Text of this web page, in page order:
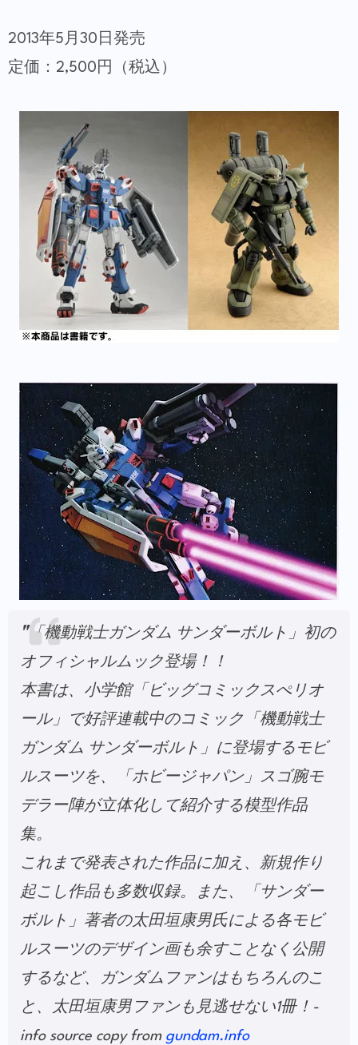
2013年5月30日発売
定価：2,500円（税込）
"「機動戦士ガンダム サンダーボルト」初の
オフィシャルムック登場！！
本書は、小学館「ビッグコミックスぺリオ
ール」で好評連載中のコミック「機動戦士
ガンダム サンダーボルト」に登場するモビ
ルスーツを、「ホビージャパン」スゴ腕モ
デラー陣が立体化して紹介する模型作品
集。
これまで発表された作品に加え、新規作り
起こし作品も多数収録。また、「サンダー
ボルト」著者の太田垣康男氏による各モビ
ルスーツのデザイン画も余すことなく公開
するなど、ガンダムファンはもちろんのこ
と、太田垣康男ファンも見逃せない1冊！-
info source copy from gundam.info